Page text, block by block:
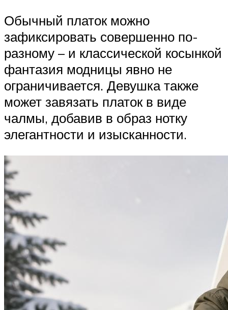
Обычный платок можно
зафиксировать совершенно по-
разному – и классической косынкой
фантазия модницы явно не
ограничивается. Девушка также
может завязать платок в виде
чалмы, добавив в образ нотку
элегантности и изысканности.